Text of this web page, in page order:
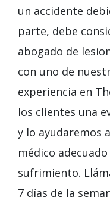
un accidente
parte, debe
abogado de
con uno de
experiencia en
los clientes una
y lo ayudaremos
médico
sufrimiento.
7 días de la